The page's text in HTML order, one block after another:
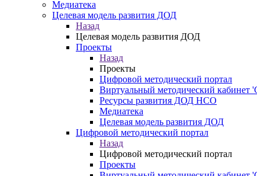
Медиатека
Целевая модель развития ДОД
Назад
Целевая модель развития ДОД
Проекты
Назад
Проекты
Цифровой методический портал
Виртуальный методический кабинет
Ресурсы развития ДОД НСО
Медиатека
Целевая модель развития ДОД
Цифровой методический портал
Назад
Цифровой методический портал
Проекты